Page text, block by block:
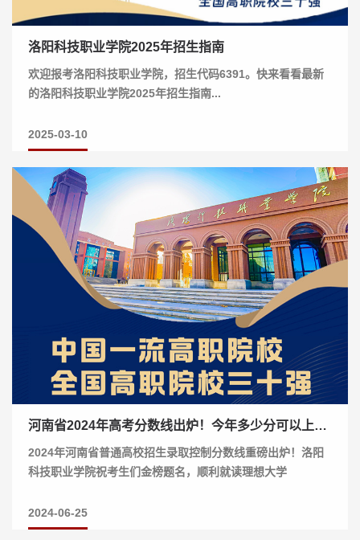
洛阳科技职业学院2025年招生指南
欢迎报考洛阳科技职业学院，招生代码6391。快来看看最新
的洛阳科技职业学院2025年招生指南...
2025-03-10
河南省2024年高考分数线出炉！今年多少分可以上洛科？
2024年河南省普通高校招生录取控制分数线重磅出炉！洛阳
科技职业学院祝考生们金榜题名，顺利就读理想大学
2024-06-25